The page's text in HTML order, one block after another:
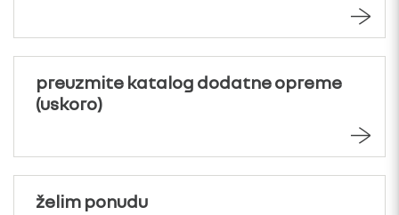
preuzmite katalog dodatne opreme
(uskoro)
želim ponudu